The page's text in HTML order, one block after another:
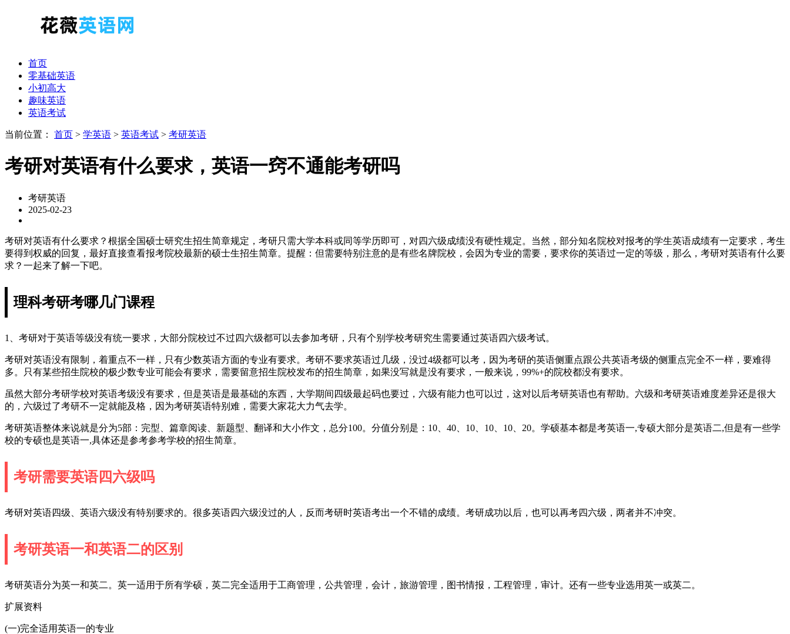
首页
零基础英语
小初高大
趣味英语
英语考试
当前位置： 首页 > 学英语 > 英语考试 > 考研英语
考研对英语有什么要求，英语一窍不通能考研吗
考研英语
2025-02-23
考研对英语有什么要求？根据全国硕士研究生招生简章规定，考研只需大学本科或同等学历即可，对四六级成绩没有硬性规定。当然，部分知名院校对报考的学生英语成绩有一定要求，考生
要得到权威的回复，最好直接查看报考院校最新的硕士生招生简章。提醒：但需要特别注意的是有些名牌院校，会因为专业的需要，要求你的英语过一定的等级，那么，考研对英语有什么要
求？一起来了解一下吧。
理科考研考哪几门课程
1、考研对于英语等级没有统一要求，大部分院校过不过四六级都可以去参加考研，只有个别学校考研究生需要通过英语四六级考试。
考研对英语没有限制，着重点不一样，只有少数英语方面的专业有要求。考研不要求英语过几级，没过4级都可以考，因为考研的英语侧重点跟公共英语考级的侧重点完全不一样，要难得
多。只有某些招生院校的极少数专业可能会有要求，需要留意招生院校发布的招生简章，如果没写就是没有要求，一般来说，99%+的院校都没有要求。
虽然大部分考研学校对英语考级没有要求，但是英语是最基础的东西，大学期间四级最起码也要过，六级有能力也可以过，这对以后考研英语也有帮助。六级和考研英语难度差异还是很大
的，六级过了考研不一定就能及格，因为考研英语特别难，需要大家花大力气去学。
考研英语整体来说就是分为5部：完型、篇章阅读、新题型、翻译和大小作文，总分100。分值分别是：10、40、10、10、10、20。学硕基本都是考英语一,专硕大部分是英语二,但是有一些学
校的专硕也是英语一,具体还是参考参考学校的招生简章。
考研需要英语四六级吗
考研对英语四级、英语六级没有特别要求的。很多英语四六级没过的人，反而考研时英语考出一个不错的成绩。考研成功以后，也可以再考四六级，两者并不冲突。
考研英语一和英语二的区别
考研英语分为英一和英二。英一适用于所有学硕，英二完全适用于工商管理，公共管理，会计，旅游管理，图书情报，工程管理，审计。还有一些专业选用英一或英二。
扩展资料
(一)完全适用英语一的专业